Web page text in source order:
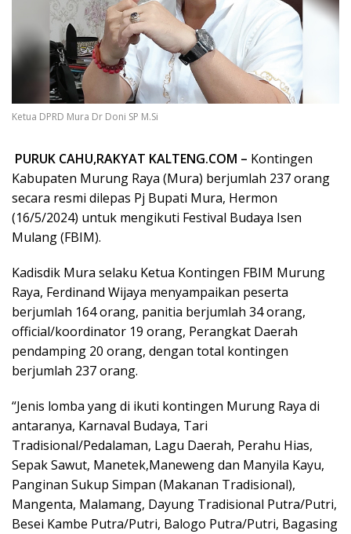
Ketua DPRD Mura Dr Doni SP M.Si
PURUK CAHU,RAKYAT KALTENG.COM – Kontingen
Kabupaten Murung Raya (Mura) berjumlah 237 orang
secara resmi dilepas Pj Bupati Mura, Hermon
(16/5/2024) untuk mengikuti Festival Budaya Isen
Mulang (FBIM).
Kadisdik Mura selaku Ketua Kontingen FBIM Murung
Raya, Ferdinand Wijaya menyampaikan peserta
berjumlah 164 orang, panitia berjumlah 34 orang,
official/koordinator 19 orang, Perangkat Daerah
pendamping 20 orang, dengan total kontingen
berjumlah 237 orang.
“Jenis lomba yang di ikuti kontingen Murung Raya di
antaranya, Karnaval Budaya, Tari
Tradisional/Pedalaman, Lagu Daerah, Perahu Hias,
Sepak Sawut, Manetek,Maneweng dan Manyila Kayu,
Panginan Sukup Simpan (Makanan Tradisional),
Mangenta, Malamang, Dayung Tradisional Putra/Putri,
Besei Kambe Putra/Putri, Balogo Putra/Putri, Bagasing